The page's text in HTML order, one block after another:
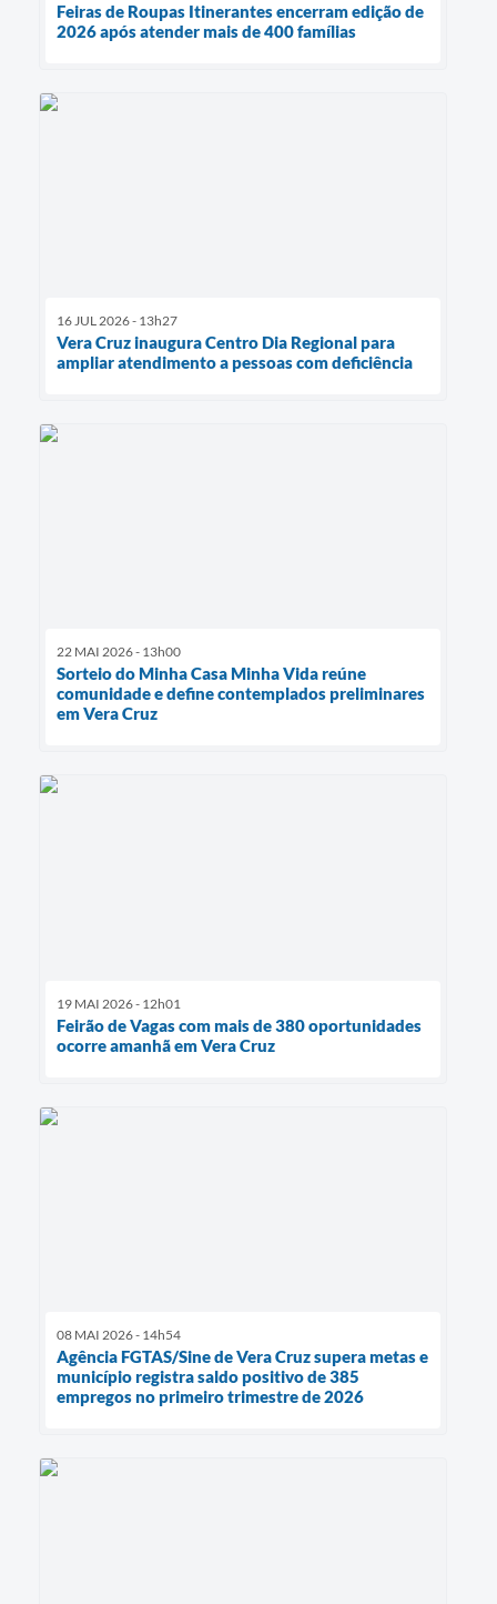
Feiras de Roupas Itinerantes encerram edição de
2026 após atender mais de 400 famílias
16 JUL 2026 - 13h27
Vera Cruz inaugura Centro Dia Regional para
ampliar atendimento a pessoas com deficiência
22 MAI 2026 - 13h00
Sorteio do Minha Casa Minha Vida reúne
comunidade e define contemplados preliminares
em Vera Cruz
19 MAI 2026 - 12h01
Feirão de Vagas com mais de 380 oportunidades
ocorre amanhã em Vera Cruz
08 MAI 2026 - 14h54
Agência FGTAS/Sine de Vera Cruz supera metas e
município registra saldo positivo de 385
empregos no primeiro trimestre de 2026